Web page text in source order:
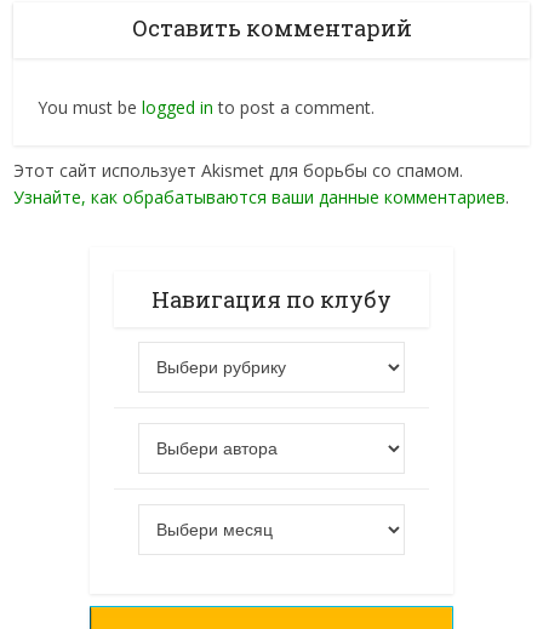
Оставить комментарий
You must belogged in to post a comment.
Этот сайт использует Akismet для борьбы со спамом.
Узнайте, как обрабатываются ваши данные комментариев.
Навигация по клубу